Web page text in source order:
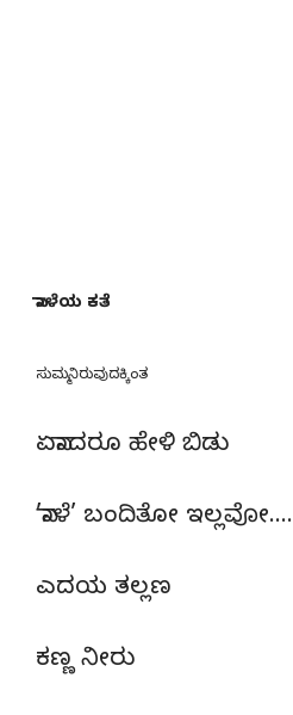
ನಾಳೆಯ ಕತೆ
ಸುಮ್ಮನಿರುವುದಕ್ಕಿಂತ
ಏನಾದರೂ ಹೇಳಿ ಬಿಡು
’ನಾಳೆ’ ಬಂದಿತೋ ಇಲ್ಲವೋ….
ಎದಯ ತಲ್ಲಣ
ಕಣ್ಣ ನೀರು